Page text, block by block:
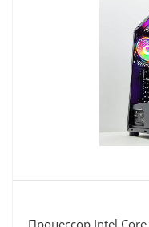
Процессор Intel